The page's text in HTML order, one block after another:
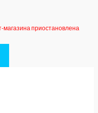
магазина приостановлена